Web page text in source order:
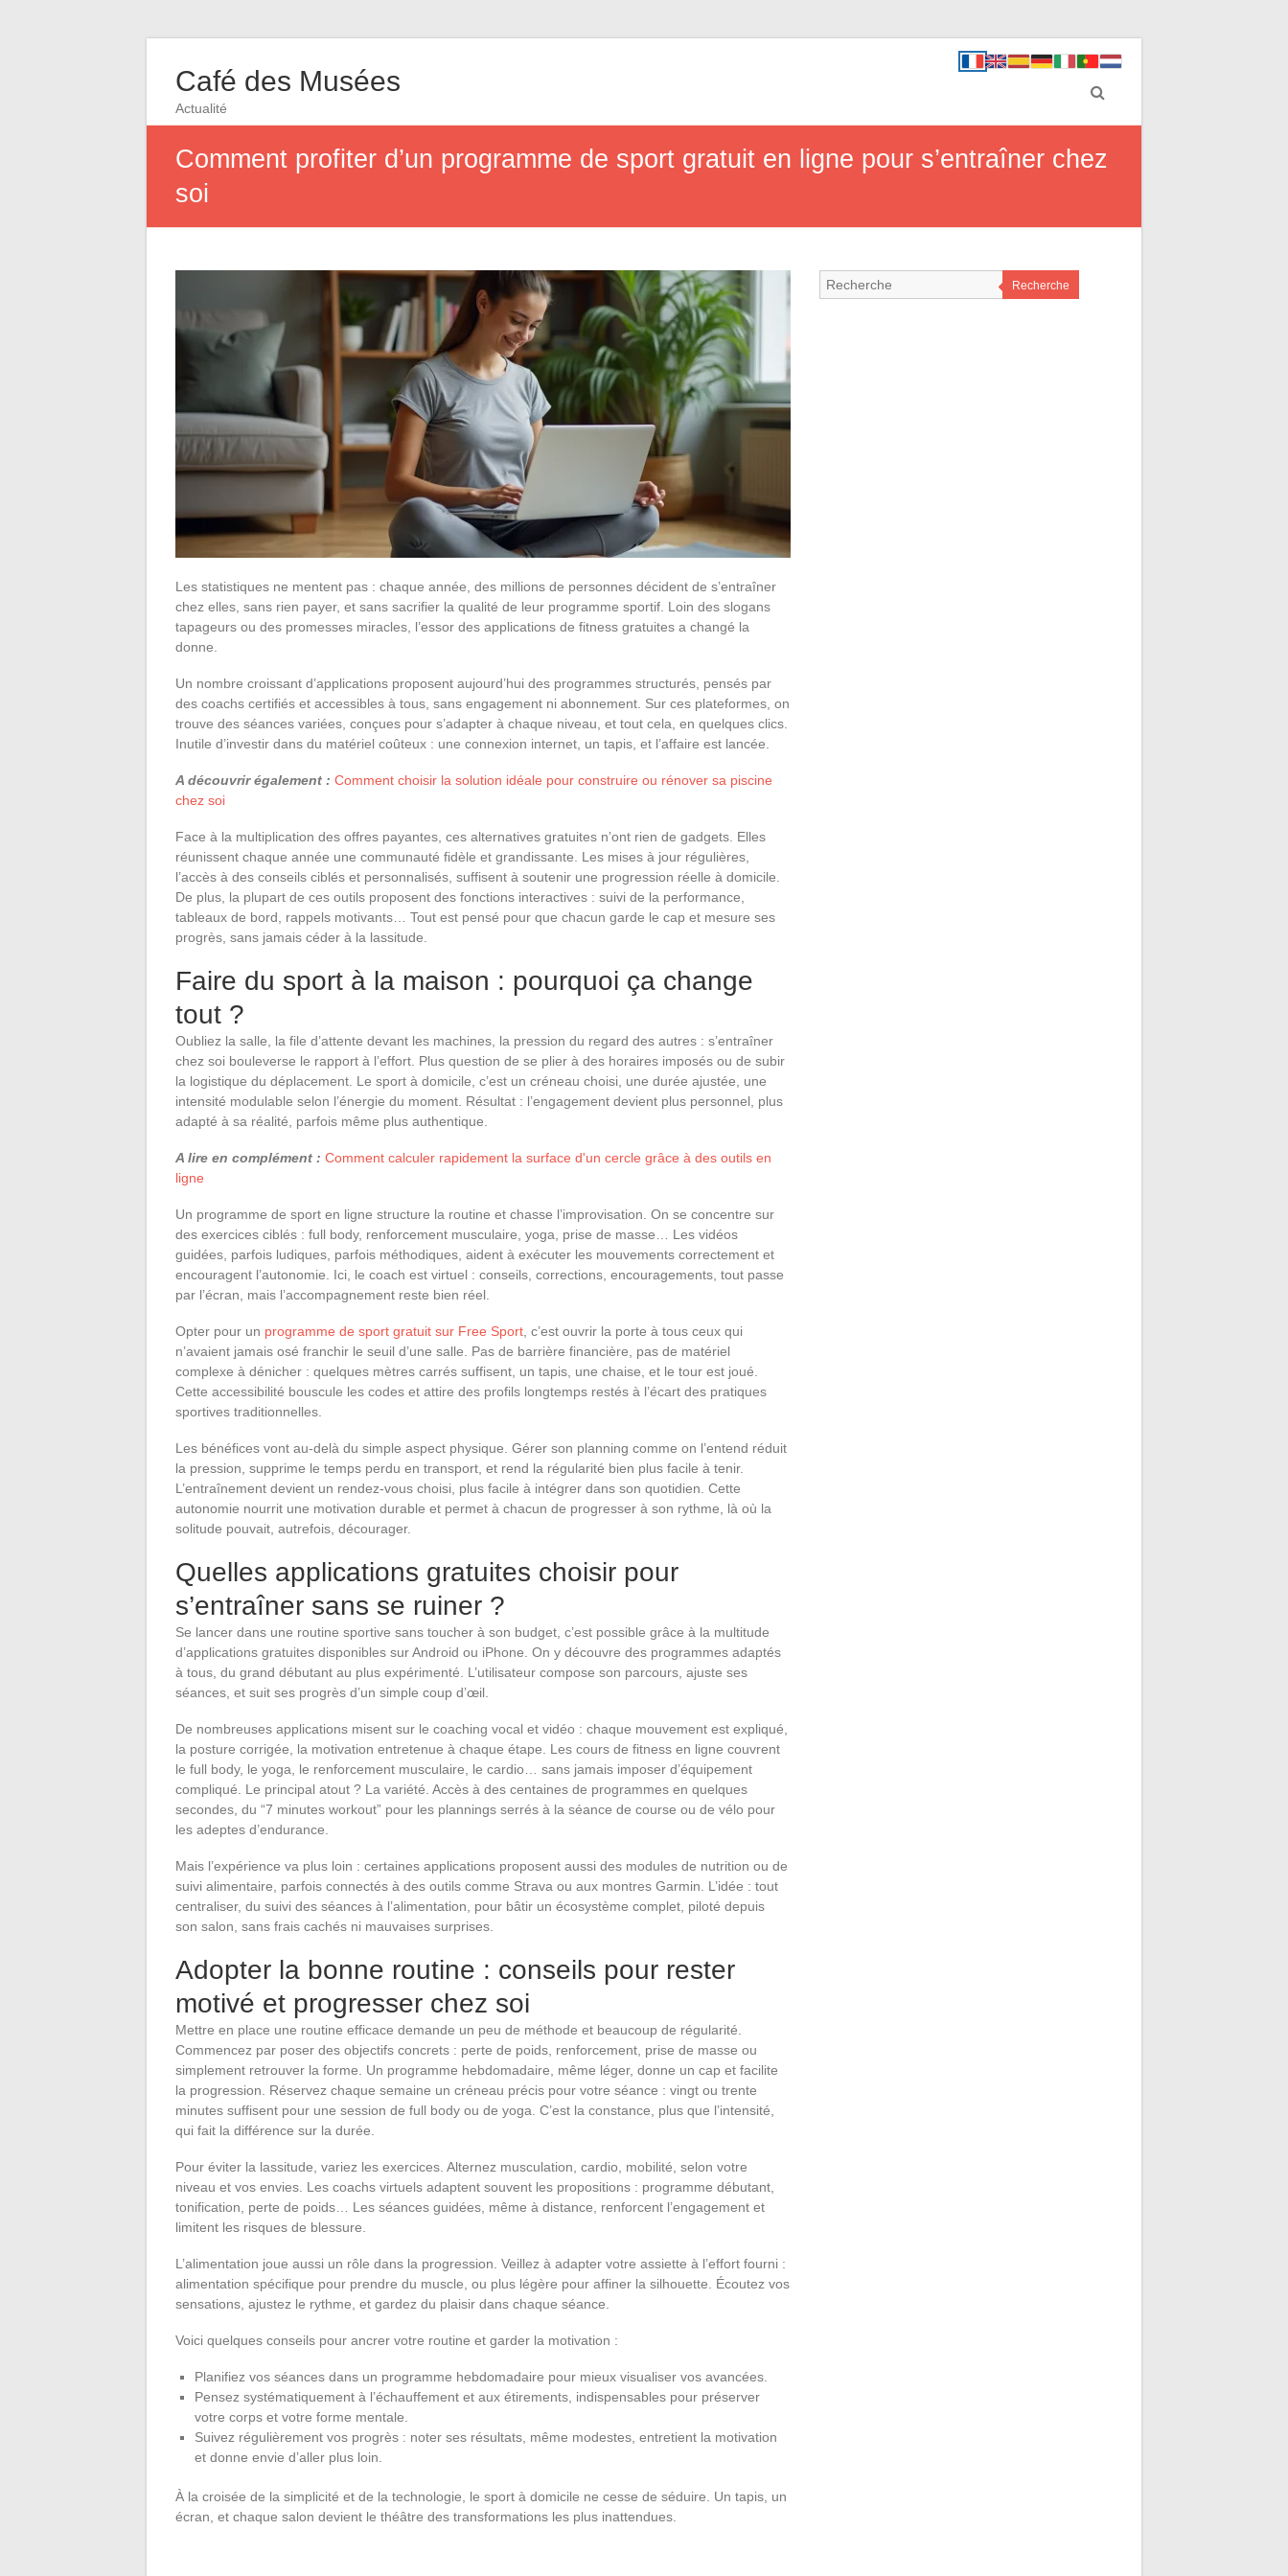
Café des Musées
Actualité
Comment profiter d’un programme de sport gratuit en ligne pour s’entraîner chez
soi
Les statistiques ne mentent pas : chaque année, des millions de personnes décident de s’entraîner
chez elles, sans rien payer, et sans sacrifier la qualité de leur programme sportif. Loin des slogans
tapageurs ou des promesses miracles, l’essor des applications de fitness gratuites a changé la
donne.
Un nombre croissant d’applications proposent aujourd’hui des programmes structurés, pensés par
des coachs certifiés et accessibles à tous, sans engagement ni abonnement. Sur ces plateformes, on
trouve des séances variées, conçues pour s’adapter à chaque niveau, et tout cela, en quelques clics.
Inutile d’investir dans du matériel coûteux : une connexion internet, un tapis, et l’affaire est lancée.
A découvrir également : Comment choisir la solution idéale pour construire ou rénover sa piscine
chez soi
Face à la multiplication des offres payantes, ces alternatives gratuites n’ont rien de gadgets. Elles
réunissent chaque année une communauté fidèle et grandissante. Les mises à jour régulières,
l’accès à des conseils ciblés et personnalisés, suffisent à soutenir une progression réelle à domicile.
De plus, la plupart de ces outils proposent des fonctions interactives : suivi de la performance,
tableaux de bord, rappels motivants… Tout est pensé pour que chacun garde le cap et mesure ses
progrès, sans jamais céder à la lassitude.
Faire du sport à la maison : pourquoi ça change
tout ?
Oubliez la salle, la file d’attente devant les machines, la pression du regard des autres : s’entraîner
chez soi bouleverse le rapport à l’effort. Plus question de se plier à des horaires imposés ou de subir
la logistique du déplacement. Le sport à domicile, c’est un créneau choisi, une durée ajustée, une
intensité modulable selon l’énergie du moment. Résultat : l’engagement devient plus personnel, plus
adapté à sa réalité, parfois même plus authentique.
A lire en complément : Comment calculer rapidement la surface d'un cercle grâce à des outils en
ligne
Un programme de sport en ligne structure la routine et chasse l’improvisation. On se concentre sur
des exercices ciblés : full body, renforcement musculaire, yoga, prise de masse… Les vidéos
guidées, parfois ludiques, parfois méthodiques, aident à exécuter les mouvements correctement et
encouragent l’autonomie. Ici, le coach est virtuel : conseils, corrections, encouragements, tout passe
par l’écran, mais l’accompagnement reste bien réel.
Opter pour un programme de sport gratuit sur Free Sport , c’est ouvrir la porte à tous ceux qui
n’avaient jamais osé franchir le seuil d’une salle. Pas de barrière financière, pas de matériel
complexe à dénicher : quelques mètres carrés suffisent, un tapis, une chaise, et le tour est joué.
Cette accessibilité bouscule les codes et attire des profils longtemps restés à l’écart des pratiques
sportives traditionnelles.
Les bénéfices vont au-delà du simple aspect physique. Gérer son planning comme on l’entend réduit
la pression, supprime le temps perdu en transport, et rend la régularité bien plus facile à tenir.
L’entraînement devient un rendez-vous choisi, plus facile à intégrer dans son quotidien. Cette
autonomie nourrit une motivation durable et permet à chacun de progresser à son rythme, là où la
solitude pouvait, autrefois, décourager.
Quelles applications gratuites choisir pour
s’entraîner sans se ruiner ?
Se lancer dans une routine sportive sans toucher à son budget, c’est possible grâce à la multitude
d’applications gratuites disponibles sur Android ou iPhone. On y découvre des programmes adaptés
à tous, du grand débutant au plus expérimenté. L’utilisateur compose son parcours, ajuste ses
séances, et suit ses progrès d’un simple coup d’œil.
De nombreuses applications misent sur le coaching vocal et vidéo : chaque mouvement est expliqué,
la posture corrigée, la motivation entretenue à chaque étape. Les cours de fitness en ligne couvrent
le full body, le yoga, le renforcement musculaire, le cardio… sans jamais imposer d’équipement
compliqué. Le principal atout ? La variété. Accès à des centaines de programmes en quelques
secondes, du “7 minutes workout” pour les plannings serrés à la séance de course ou de vélo pour
les adeptes d’endurance.
Mais l’expérience va plus loin : certaines applications proposent aussi des modules de nutrition ou de
suivi alimentaire, parfois connectés à des outils comme Strava ou aux montres Garmin. L’idée : tout
centraliser, du suivi des séances à l’alimentation, pour bâtir un écosystème complet, piloté depuis
son salon, sans frais cachés ni mauvaises surprises.
Adopter la bonne routine : conseils pour rester
motivé et progresser chez soi
Mettre en place une routine efficace demande un peu de méthode et beaucoup de régularité.
Commencez par poser des objectifs concrets : perte de poids, renforcement, prise de masse ou
simplement retrouver la forme. Un programme hebdomadaire, même léger, donne un cap et facilite
la progression. Réservez chaque semaine un créneau précis pour votre séance : vingt ou trente
minutes suffisent pour une session de full body ou de yoga. C’est la constance, plus que l’intensité,
qui fait la différence sur la durée.
Pour éviter la lassitude, variez les exercices. Alternez musculation, cardio, mobilité, selon votre
niveau et vos envies. Les coachs virtuels adaptent souvent les propositions : programme débutant,
tonification, perte de poids… Les séances guidées, même à distance, renforcent l’engagement et
limitent les risques de blessure.
L’alimentation joue aussi un rôle dans la progression. Veillez à adapter votre assiette à l’effort fourni :
alimentation spécifique pour prendre du muscle, ou plus légère pour affiner la silhouette. Écoutez vos
sensations, ajustez le rythme, et gardez du plaisir dans chaque séance.
Voici quelques conseils pour ancrer votre routine et garder la motivation :
Planifiez vos séances dans un programme hebdomadaire pour mieux visualiser vos avancées.
Pensez systématiquement à l’échauffement et aux étirements, indispensables pour préserver
votre corps et votre forme mentale.
Suivez régulièrement vos progrès : noter ses résultats, même modestes, entretient la motivation
et donne envie d’aller plus loin.
À la croisée de la simplicité et de la technologie, le sport à domicile ne cesse de séduire. Un tapis, un
écran, et chaque salon devient le théâtre des transformations les plus inattendues.
Recherche